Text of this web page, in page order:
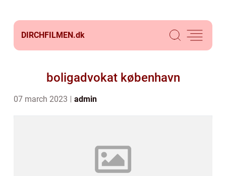
DIRCHFILMEN.dk
boligadvokat københavn
07 march 2023 admin